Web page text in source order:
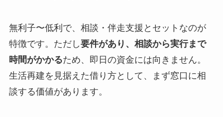
無利子〜低利で、相談・伴走支援とセットなのが
特徴です。ただし要件があり、相談から実行まで
時間がかかるため、即日の資金には向きません。
生活再建を見据えた借り方として、まず窓口に相
談する価値があります。